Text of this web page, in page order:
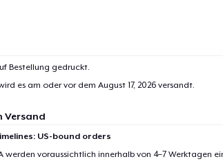
Bestellung gedruckt.
es am oder vor dem August 17, 2026versandt.
Versand
US-bound orders
werden voraussichtlich innerhalb von 4–7 Werktagen